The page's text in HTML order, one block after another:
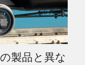
製品と異な